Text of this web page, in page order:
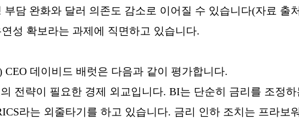
담 완화와 달러 의존도 감소로 이어질 수 있습니다(자료 출
성 확보라는 과제에 직면하고 있습니다.
CEO 데이비드 배럿은 다음과 같이 평가합니다.
전략이 필요한 경제 외교입니다. BI는 단순히 금리를 조정
라는 외줄타기를 하고 있습니다. 금리 인하 조치는 프라보